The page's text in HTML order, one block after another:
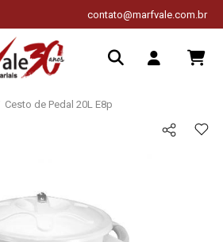
contato@marfvale.com.br
Cesto de Pedal 20L E8p